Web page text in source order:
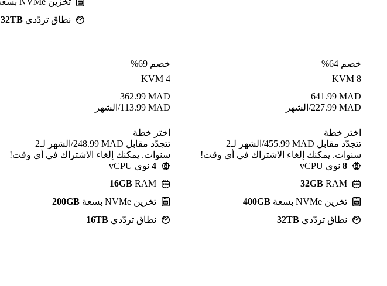
نطاق تردّدي 32TB
خصم 69%
KVM 4
MAD
362.99
MAD
113.99/الشهر
اختر خطة
تتجدّد مقابل MAD ⁦248.99⁩/الشهر لـ2
سنوات. يمكنك إلغاء الاشتراك في أي وقت!
4 نوى vCPU
16GB RAM
تخزين NVMe بسعة
200GB
نطاق تردّدي 16TB
خصم 64%
KVM 8
MAD
641.99
MAD
227.99/الشهر
اختر خطة
تتجدّد مقابل MAD ⁦455.99⁩/الشهر لـ2
سنوات. يمكنك إلغاء الاشتراك في أي وقت!
8 نوى vCPU
32GB RAM
تخزين NVMe بسعة
400GB
نطاق تردّدي 32TB